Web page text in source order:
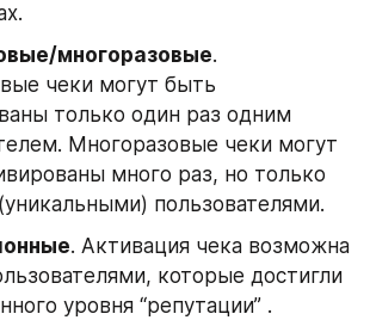
многоразовые.
чеки могут быть
только один раз одним
Многоразовые чеки могут
много раз, но только
пользователями.
. Активация чека возможна
которые достигли
уровня “репутации” .